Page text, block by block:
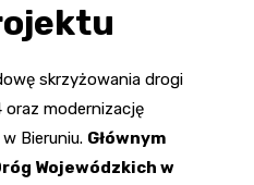
skrzyżowania drogi
modernizację
Bieruniu. Głównym
Wojewódzkich w